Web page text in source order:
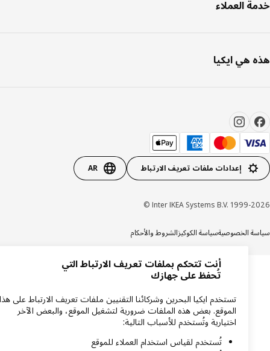
العملاء
هي ايكيا
إعدادات ملفات تعريف الارتباط AR
Inter IKEA Systems B.V. 1999-
الخصوصيةسياسة الكوكيزالشروط والأحكام
أنت تتحكم بملفات تعريف الارتباط التي
تُحفظ على جهازك
تستخدم ايكيا البحرين وشركائنا التقنيين ملفات تعريف الارتباط على هذا
الموقع. بعض هذه الملفات ضرورية لتشغيل الموقع، والبعض الآخر
اختيارية وتُستخدم للأسباب التالية:
تُستخدم لقياس استخدام العملاء للموقع